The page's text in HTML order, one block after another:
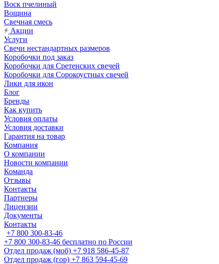
Воск пчелиный
Вощина
Свечная смесь
Акции
Услуги
Свечи нестандартных размеров
Коробочки под заказ
Коробочки для Сретенских свечей
Коробочки для Сорокоустных свечей
Лики для икон
Блог
Бренды
Как купить
Условия оплаты
Условия доставки
Гарантия на товар
Компания
О компании
Новости компании
Команда
Отзывы
Контакты
Партнеры
Лицензии
Документы
Контакты
+7 800 300-83-46
+7 800 300-83-46 бесплатно по России
Отдел продаж (моб) +7 918 586-45-87
Отдел продаж (гор) +7 863 594-45-69